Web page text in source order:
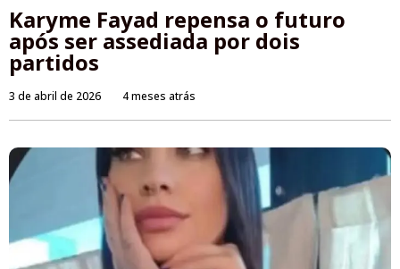
Karyme Fayad repensa o futuro
após ser assediada por dois
partidos
3 de abril de 2026 4 meses atrás